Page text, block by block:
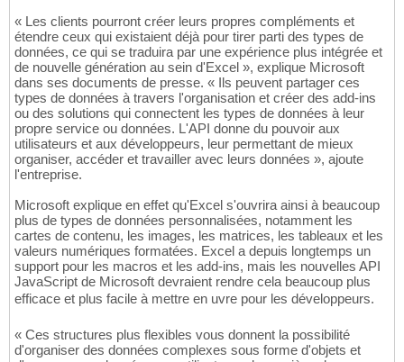
« Les clients pourront créer leurs propres compléments et
étendre ceux qui existaient déjà pour tirer parti des types de
données, ce qui se traduira par une expérience plus intégrée et
de nouvelle génération au sein d'Excel », explique Microsoft
dans ses documents de presse. « Ils peuvent partager ces
types de données à travers l'organisation et créer des add-ins
ou des solutions qui connectent les types de données à leur
propre service ou données. L'API donne du pouvoir aux
utilisateurs et aux développeurs, leur permettant de mieux
organiser, accéder et travailler avec leurs données », ajoute
l'entreprise.
Microsoft explique en effet qu'Excel s'ouvrira ainsi à beaucoup
plus de types de données personnalisées, notamment les
cartes de contenu, les images, les matrices, les tableaux et les
valeurs numériques formatées. Excel a depuis longtemps un
support pour les macros et les add-ins, mais les nouvelles API
JavaScript de Microsoft devraient rendre cela beaucoup plus
efficace et plus facile à mettre en uvre pour les développeurs.
« Ces structures plus flexibles vous donnent la possibilité
d'organiser des données complexes sous forme d'objets et